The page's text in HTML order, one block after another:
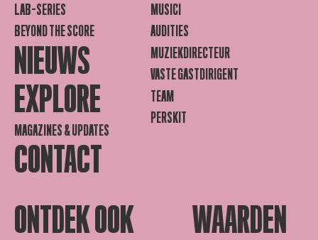
LAB-SERIES
BEYOND THE SCORE
NIEUWS
EXPLORE
MAGAZINES & UPDATES
CONTACT
MUSICI
AUDITIES
MUZIEKDIRECTEUR
VASTE GASTDIRIGENT
TEAM
PERSKIT
ONTDEK OOK WAARDEN